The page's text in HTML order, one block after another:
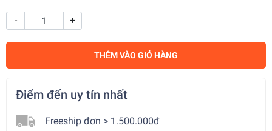
- +
THÊM VÀO GIỎ HÀNG
Điểm đến uy tín nhất
Freeship đơn > 1.500.000đ